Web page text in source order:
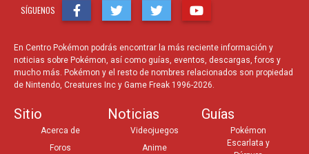
SÍGUENOS
En Centro Pokémon podrás encontrar la más reciente información y
noticias sobre Pokémon, así como guías, eventos, descargas, foros y
mucho más. Pokémon y el resto de nombres relacionados son propiedad
de Nintendo, Creatures Inc y Game Freak 1996-2026.
Sitio
Acerca de
Foros
Noticias
Videojuegos
Anime
Guías
Pokémon
Escarlata y